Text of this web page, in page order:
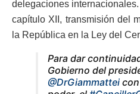
delegaciones
capítulo XII, transmisión del
la República en la Ley del
Para dar
Gobierno del
@DrGiammattei